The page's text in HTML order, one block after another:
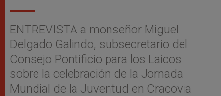
ENTREVISTA a monseñor Miguel
Delgado Galindo, subsecretario del
Consejo Pontificio para los Laicos
sobre la celebración de la Jornada
Mundial de la Juventud en Cracovia